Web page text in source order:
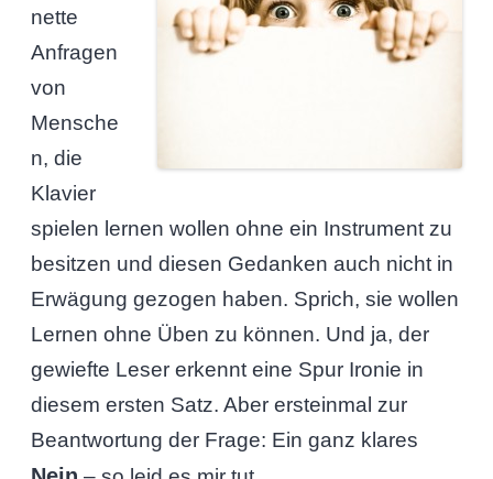
nette
Anfragen
von
Mensche
n, die
Klavier
spielen lernen wollen ohne ein Instrument zu
besitzen und diesen Gedanken auch nicht in
Erwägung gezogen haben. Sprich, sie wollen
Lernen ohne Üben zu können. Und ja, der
gewiefte Leser erkennt eine Spur Ironie in
diesem ersten Satz. Aber ersteinmal zur
Beantwortung der Frage: Ein ganz klares